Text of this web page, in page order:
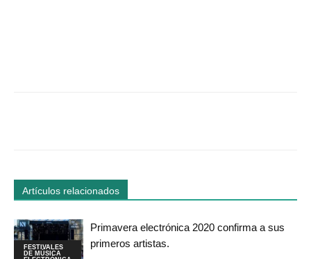
Artículos relacionados
FESTIVALES
DE MÚSICA
Primavera electrónica 2020 confirma a sus
primeros artistas.